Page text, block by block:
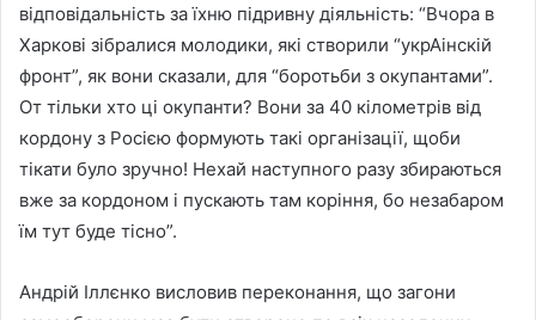
відповідальність за їхню підривну діяльність: “Вчора в
Харкові зібралися молодики, які створили “укрАінскій
фронт”, як вони сказали, для “боротьби з окупантами”.
От тільки хто ці окупанти? Вони за 40 кілометрів від
кордону з Росією формують такі організації, щоби
тікати було зручно! Нехай наступного разу збираються
вже за кордоном і пускають там коріння, бо незабаром
їм тут буде тісно”.
Андрій Іллєнко висловив переконання, що загони